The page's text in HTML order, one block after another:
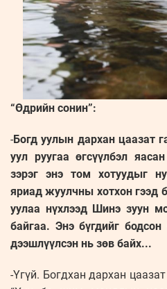
“Өдрийн сонин”:
-Богд уулын дархан цаазат
уул руугаа өгсүүлбэл
зэрэг энэ том хотуудыг
яриад жуулчны хотхон гээд
уулаа нүхлээд Шинэ зуун
байгаа. Энэ бүгдийг
дээшлүүлсэн нь зөв байх...
-Үгүй. Богдхан дархан